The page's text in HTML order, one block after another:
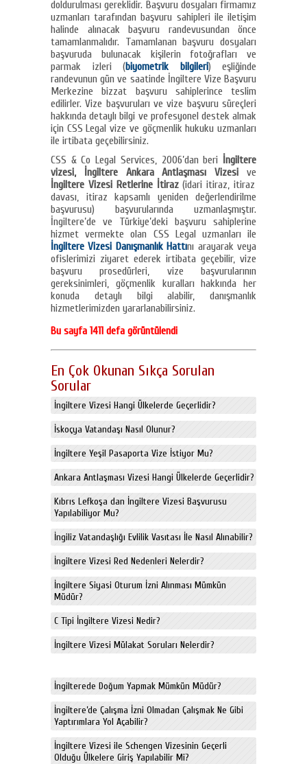
doldurulması gereklidir. Başvuru dosyaları firmamız
uzmanları tarafından başvuru sahipleri ile iletişim
halinde alınacak başvuru randevusundan önce
tamamlanmalıdır. Tamamlanan başvuru dosyaları
başvuruda bulunacak kişilerin fotoğrafları ve
parmak izleri (biyometrik bilgileri) eşliğinde
randevunun gün ve saatinde İngiltere Vize Başvuru
Merkezine bizzat başvuru sahiplerince teslim
edilirler. Vize başvuruları ve vize başvuru süreçleri
hakkında detaylı bilgi ve profesyonel destek almak
için CSS Legal vize ve göçmenlik hukuku uzmanları
ile irtibata geçebilirsiniz.
CSS & Co Legal Services, 2006’dan beri İngiltere
vizesi, İngiltere Ankara Antlaşması Vizesi ve
İngiltere Vizesi Retlerine İtiraz(idari itiraz, itiraz
davası, itiraz kapsamlı yeniden değerlendirilme
başvurusu) başvurularında uzmanlaşmıştır.
İngiltere’de ve Türkiye’deki başvuru sahiplerine
hizmet vermekte olan CSS Legal uzmanları ile
İngiltere Vizesi Danışmanlık Hattını arayarak veya
ofislerimizi ziyaret ederek irtibata geçebilir, vize
başvuru prosedürleri, vize başvurularının
gereksinimleri, göçmenlik kuralları hakkında her
konuda detaylı bilgi alabilir, danışmanlık
hizmetlerimizden yararlanabilirsiniz.
Bu sayfa 1411 defa görüntülendi
En Çok Okunan Sıkça Sorulan
Sorular
İngiltere Vizesi Hangi Ülkelerde Geçerlidir?
İskoçya Vatandaşı Nasıl Olunur?
İngiltere Yeşil Pasaporta Vize İstiyor Mu?
Ankara Antlaşması Vizesi Hangi Ülkelerde Geçerlidir?
Kıbrıs Lefkoşa dan İngiltere Vizesi Başvurusu
Yapılabiliyor Mu?
İngiliz Vatandaşlığı Evlilik Vasıtası İle Nasıl Alınabilir?
İngiltere Vizesi Red Nedenleri Nelerdir?
İngiltere Siyasi Oturum İzni Alınması Mümkün
Müdür?
C Tipi İngiltere Vizesi Nedir?
İngiltere Vizesi Mülakat Soruları Nelerdir?
İngilterede Doğum Yapmak Mümkün Müdür?
İngiltere’de Çalışma İzni Olmadan Çalışmak Ne Gibi
Yaptırımlara Yol Açabilir?
İngiltere Vizesi ile Schengen Vizesinin Geçerli
Olduğu Ülkelere Giriş Yapılabilir Mi?